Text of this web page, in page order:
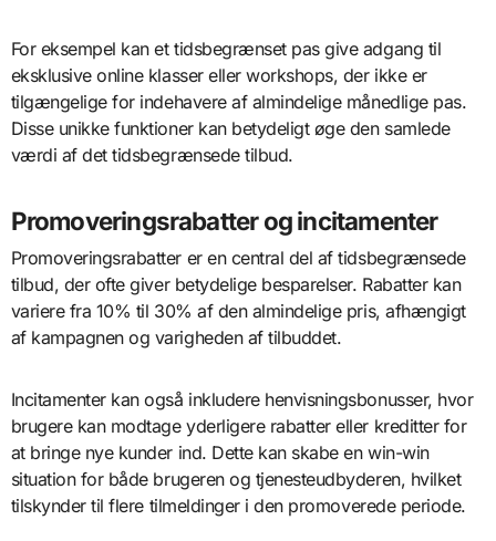
For eksempel kan et tidsbegrænset pas give adgang til
eksklusive online klasser eller workshops, der ikke er
tilgængelige for indehavere af almindelige månedlige pas.
Disse unikke funktioner kan betydeligt øge den samlede
værdi af det tidsbegrænsede tilbud.
Promoveringsrabatter og incitamenter
Promoveringsrabatter er en central del af tidsbegrænsede
tilbud, der ofte giver betydelige besparelser. Rabatter kan
variere fra 10% til 30% af den almindelige pris, afhængigt
af kampagnen og varigheden af tilbuddet.
Incitamenter kan også inkludere henvisningsbonusser, hvor
brugere kan modtage yderligere rabatter eller kreditter for
at bringe nye kunder ind. Dette kan skabe en win-win
situation for både brugeren og tjenesteudbyderen, hvilket
tilskynder til flere tilmeldinger i den promoverede periode.